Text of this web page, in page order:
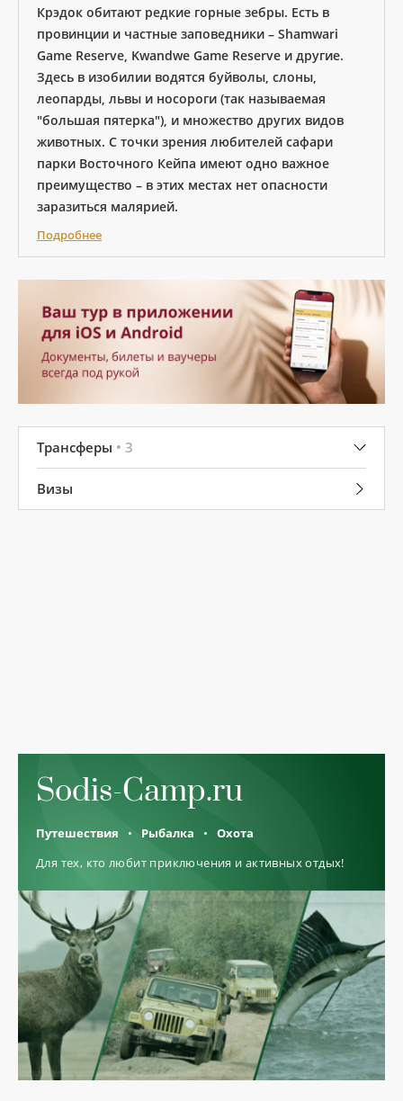
Крэдок обитают редкие горные зебры. Есть в
провинции и частные заповедники – Shamwari
Game Reserve, Kwandwe Game Reserve и другие.
Здесь в изобилии водятся буйволы, слоны,
леопарды, львы и носороги (так называемая
"большая пятерка"), и множество других видов
животных. С точки зрения любителей сафари
парки Восточного Кейпа имеют одно важное
преимущество – в этих местах нет опасности
заразиться малярией.
Подробнее
Трансферы • 3
Визы
Sodis-Camp.ru
Путешествия Рыбалка
Охота
Для тех, кто любит приключения и активных отдых!